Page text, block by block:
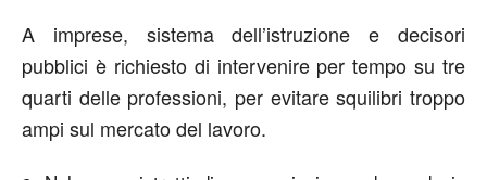
A imprese, sistema dell’istruzione e decisori
pubblici è richiesto di intervenire per tempo su tre
quarti delle professioni, per evitare squilibri troppo
ampi sul mercato del lavoro.